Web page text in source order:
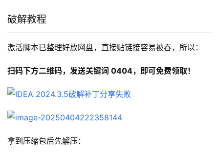
破解教程
激活脚本已整理好放网盘，直接贴链接容易被吞，所以：
扫码下方二维码，发送关键词 0404，即可免费领取！
拿到压缩包后先解压：